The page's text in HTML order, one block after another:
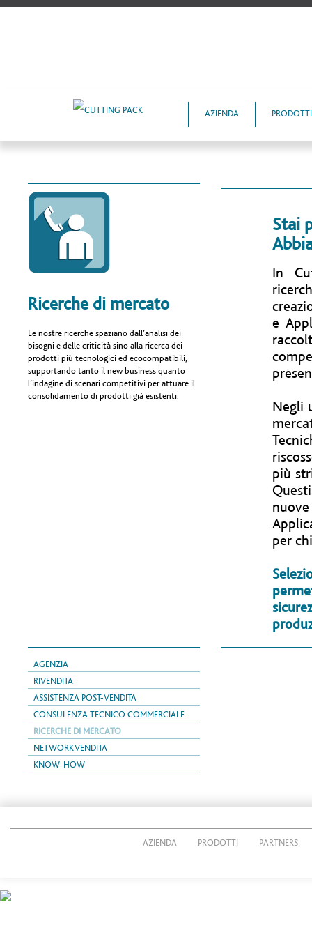
AZIENDA PRODOTTI
Ricerche di mercato
Le nostre ricerche spaziano dall’analisi dei
bisogni e delle criticità sino alla ricerca dei
prodotti più tecnologici ed ecocompatibili,
supportando tanto il new business quanto
l’indagine di scenari competitivi per attuare il
consolidamento di prodotti già esistenti.
Stai
In
e
Negli
più
per
AGENZIA
RIVENDITA
ASSISTENZA POST-VENDITA
CONSULENZA TECNICO COMMERCIALE
RICERCHE DI MERCATO
NETWORK VENDITA
KNOW-HOW
AZIENDA PRODOTTI PARTNERS